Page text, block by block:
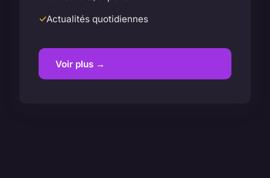
Actualités quotidiennes
Voir plus →